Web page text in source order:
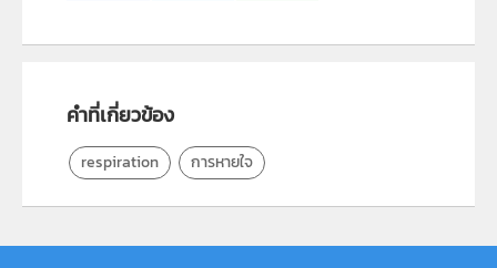
คำที่เกี่ยวข้อง
respiration การหายใจ